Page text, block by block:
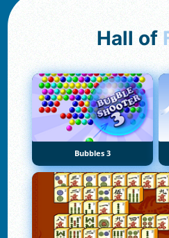
Hall of
Bubbles 3